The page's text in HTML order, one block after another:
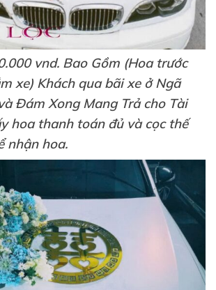
vnd. Bao Gồm (Hoa trước
xe) Khách qua bãi xe ở Ngã
Đám Xong Mang Trả cho Tài
hoa thanh toán đủ và cọc thế
nhận hoa.